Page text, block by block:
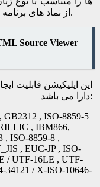
از نماد های برنامه نویسی را هم در اختیار کاربر قرار می دهد.
این اپلیکیشن قابلیت
دارا می باشد:
, ISO-8859-5
, IBM866,
, ISO-8859-8 ,
, EUC-JP , ISO-
/ UTF-16LE , UTF-
34121 / X-ISO-10646-